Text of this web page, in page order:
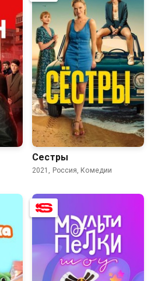
8.0 6.7
Сестры
2021, Россия, Комедии